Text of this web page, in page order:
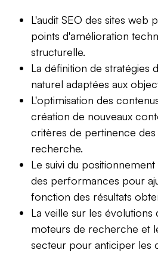
L'audit SEO des sites web
points d'amélioration
structurelle.
La définition de stratégies
naturel adaptées aux
L'optimisation des
création de nouveaux
critères de pertinence
recherche.
Le suivi du positionnement
des performances pour
fonction des résultats
La veille sur les évolutions
moteurs de recherche et
secteur pour anticiper les